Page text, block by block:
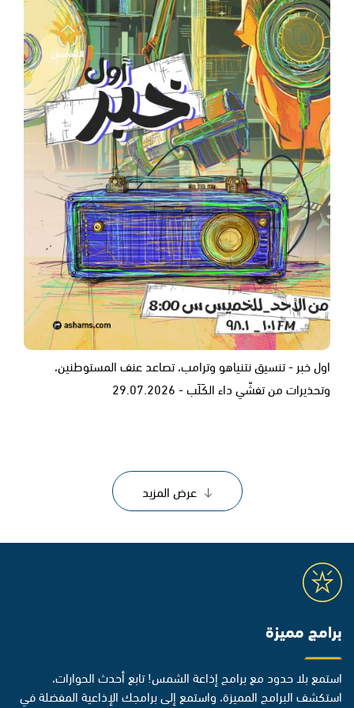
اول خبر - تنسيق نتنياهو وترامب، تصاعد عنف المستوطنين،
وتحذيرات من تفشّي داء الكَلَب - 29.07.2026
عرض المزيد
برامج مميزة
استمع بلا حدود مع برامج إذاعة الشمس! تابع أحدث الحوارات،
استكشف البرامج المميزة، واستمع إلى برامجك الإذاعية المفضلة في